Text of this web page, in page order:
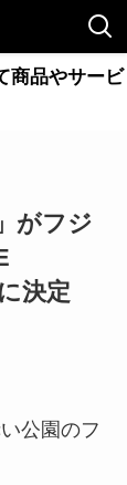
商品やサービ
がフジ
決定
公園のフ